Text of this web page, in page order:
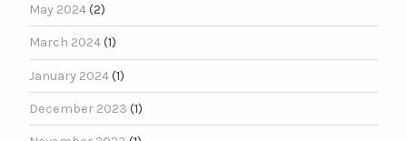
May 2024(2)
March 2024(1)
January 2024(1)
December 2023 (1)